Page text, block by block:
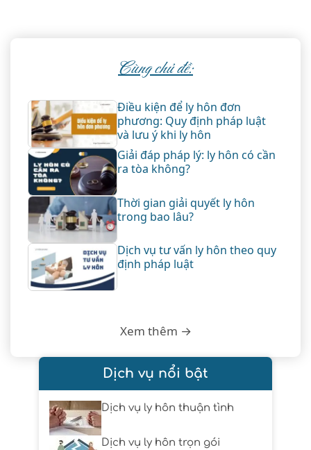
Cùng chủ đề:
Điều kiện để ly hôn đơn
phương: Quy định pháp luật
và lưu ý khi ly hôn
Giải đáp pháp lý: ly hôn có cần
ra tòa không?
Thời gian giải quyết ly hôn
trong bao lâu?
Dịch vụ tư vấn ly hôn theo quy
định pháp luật
Xem thêm →
Dịch vụ nổi bật
Dịch vụ ly hôn thuận tình
Dịch vụ ly hôn trọn gói